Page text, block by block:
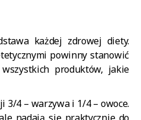
każdej zdrowej diety.
powinny stanowić
produktów, jakie
3/4 – warzywa i 1/4 – owoce.